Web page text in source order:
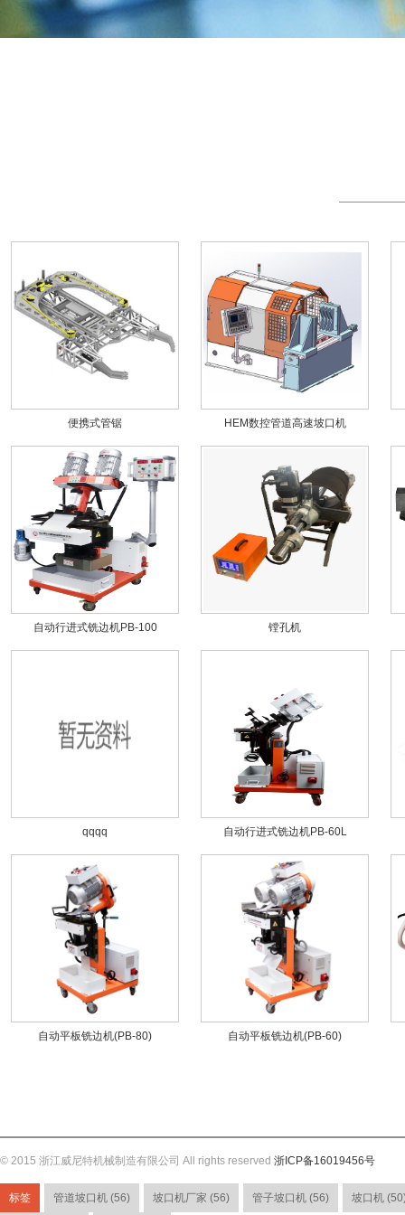
便携式管锯 HEM数控管道高速坡口机
自动行进式铣边机PB-100 镗孔机
qqqq 自动行进式铣边机PB-60L
自动平板铣边机(PB-80) 自动平板铣边机(PB-60)
© 2015 浙江威尼特机械制造有限公司 All rights reserved 浙ICP备16019456号
标签 管道坡口机 (56) 坡口机厂家 (56) 管子坡口机 (56) 坡口机